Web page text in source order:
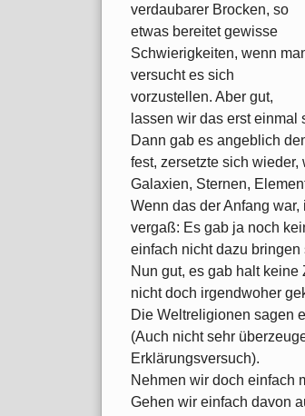
verdaubarer Brocken, so
etwas bereitet gewisse
Schwierigkeiten, wenn
versucht es sich
vorzustellen. Aber gut,
lassen wir das erst einmal
Dann gab es angeblich
fest, zersetzte sich
Galaxien, Sternen,
Wenn das der Anfang war,
vergaß: Es gab ja noch
einfach nicht dazu bringen
Nun gut, es gab halt
nicht doch irgendwoher
Die Weltreligionen sagen
(Auch nicht sehr
Erklärungsversuch).
Nehmen wir doch einfach
Gehen wir einfach davon